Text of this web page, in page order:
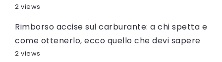
2 views
Rimborso accise sul carburante: a chi spetta e
come ottenerlo, ecco quello che devi sapere
2 views